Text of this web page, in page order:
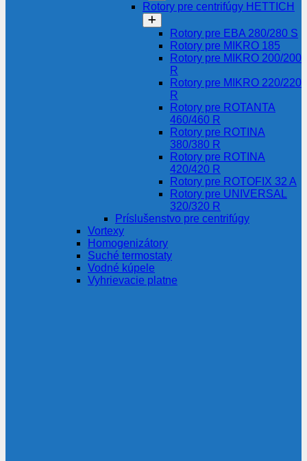
Rotory pre centrifúgy HETTICH
Rotory pre EBA 280/280 S
Rotory pre MIKRO 185
Rotory pre MIKRO 200/200
R
Rotory pre MIKRO 220/220
R
Rotory pre ROTANTA
460/460 R
Rotory pre ROTINA
380/380 R
Rotory pre ROTINA
420/420 R
Rotory pre ROTOFIX 32 A
Rotory pre UNIVERSAL
320/320 R
Príslušenstvo pre centrifúgy
Vortexy
Homogenizátory
Suché termostaty
Vodné kúpele
Vyhrievacie platne